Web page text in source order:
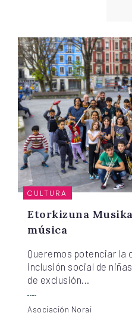
CULTURA
Etorkizuna
música
Queremos potenciar la
inclusión social de
de exclusión...
Asociación Norai